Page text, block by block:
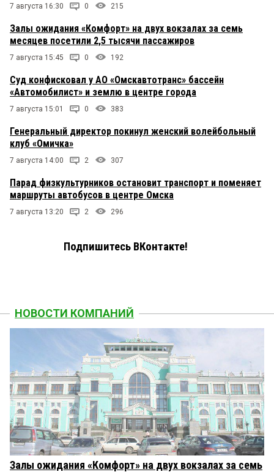
7 августа 16:30 0 215
Залы ожидания «Комфорт» на двух вокзалах за семь
месяцев посетили 2,5 тысячи пассажиров
7 августа 15:45 0 192
Суд конфисковал у АО «Омскавтотранс» бассейн
«Автомобилист» и землю в центре города
7 августа 15:01 0 383
Генеральный директор покинул женский волейбольный
клуб «Омичка»
7 августа 14:00 2 307
Парад физкультурников остановит транспорт и поменяет
маршруты автобусов в центре Омска
7 августа 13:20 2 296
Подпишитесь ВКонтакте!
НОВОСТИ КОМПАНИЙ
Залы ожидания «Комфорт» на двух вокзалах за семь